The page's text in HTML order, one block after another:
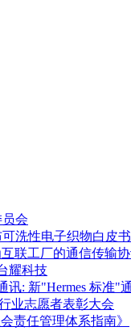
会
洗性电子织物白皮书
联工厂的通信传输
耀科技
讯: 新"Hermes 标准"
业志愿者表彰大会
责任管理体系指南》